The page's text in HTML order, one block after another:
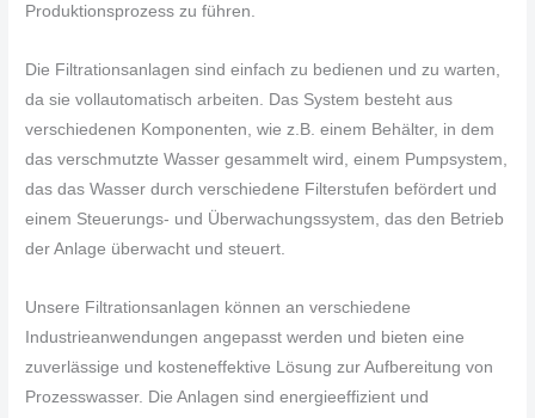
Produktionsprozess zu führen.
Die Filtrationsanlagen sind einfach zu bedienen und zu warten,
da sie vollautomatisch arbeiten. Das System besteht aus
verschiedenen Komponenten, wie z.B. einem Behälter, in dem
das verschmutzte Wasser gesammelt wird, einem Pumpsystem,
das das Wasser durch verschiedene Filterstufen befördert und
einem Steuerungs- und Überwachungssystem, das den Betrieb
der Anlage überwacht und steuert.
Unsere Filtrationsanlagen können an verschiedene
Industrieanwendungen angepasst werden und bieten eine
zuverlässige und kosteneffektive Lösung zur Aufbereitung von
Prozesswasser. Die Anlagen sind energieeffizient und